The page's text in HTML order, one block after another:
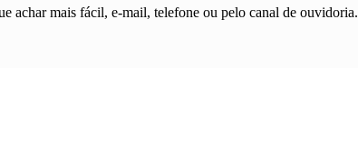
achar mais fácil, e-mail, telefone ou pelo canal de ouvidoria.